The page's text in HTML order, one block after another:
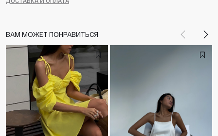
ВАМ МОЖЕТ ПОНРАВИТЬСЯ Назад